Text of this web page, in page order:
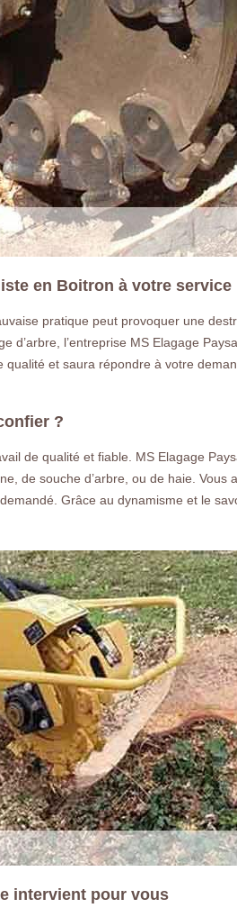
en Boitron à votre service
pratique peut provoquer une
l’entreprise MS Elagage
et saura répondre à votre
?
de qualité et fiable. MS Elagage
de souche d’arbre, ou de haie. Vous
Grâce au dynamisme et le
intervient pour vous